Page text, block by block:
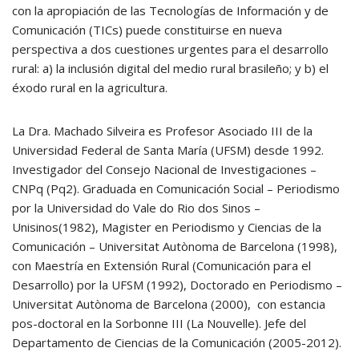
con la apropiación de las Tecnologías de Información y de
Comunicación (TICs) puede constituirse en nueva
perspectiva a dos cuestiones urgentes para el desarrollo
rural: a) la inclusión digital del medio rural brasileño; y b) el
éxodo rural en la agricultura.
La Dra. Machado Silveira es Profesor Asociado III de la
Universidad Federal de Santa María (UFSM) desde 1992.
Investigador del Consejo Nacional de Investigaciones –
CNPq (Pq2). Graduada en Comunicación Social – Periodismo
por la Universidad do Vale do Rio dos Sinos –
Unisinos(1982), Magister en Periodismo y Ciencias de la
Comunicación – Universitat Autònoma de Barcelona (1998),
con Maestría en Extensión Rural (Comunicación para el
Desarrollo) por la UFSM (1992), Doctorado en Periodismo –
Universitat Autònoma de Barcelona (2000), con estancia
pos-doctoral en la Sorbonne III (La Nouvelle). Jefe del
Departamento de Ciencias de la Comunicación (2005-2012).